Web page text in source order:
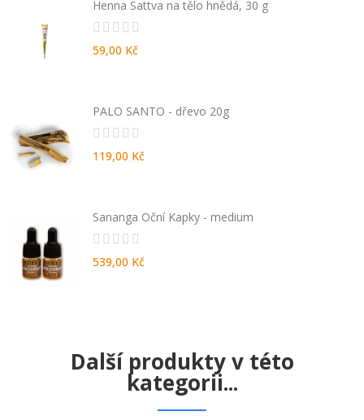
Henna Sattva na tělo hnědá, 30 g
59,00 Kč
PALO SANTO - dřevo 20g
119,00 Kč
Sananga Oční Kapky - medium
539,00 Kč
Další produkty v této
kategorii...